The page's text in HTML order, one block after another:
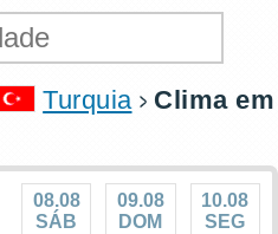
Turquia
Clima em
08.08
SÁB
09.08
DOM
10.08
SEG